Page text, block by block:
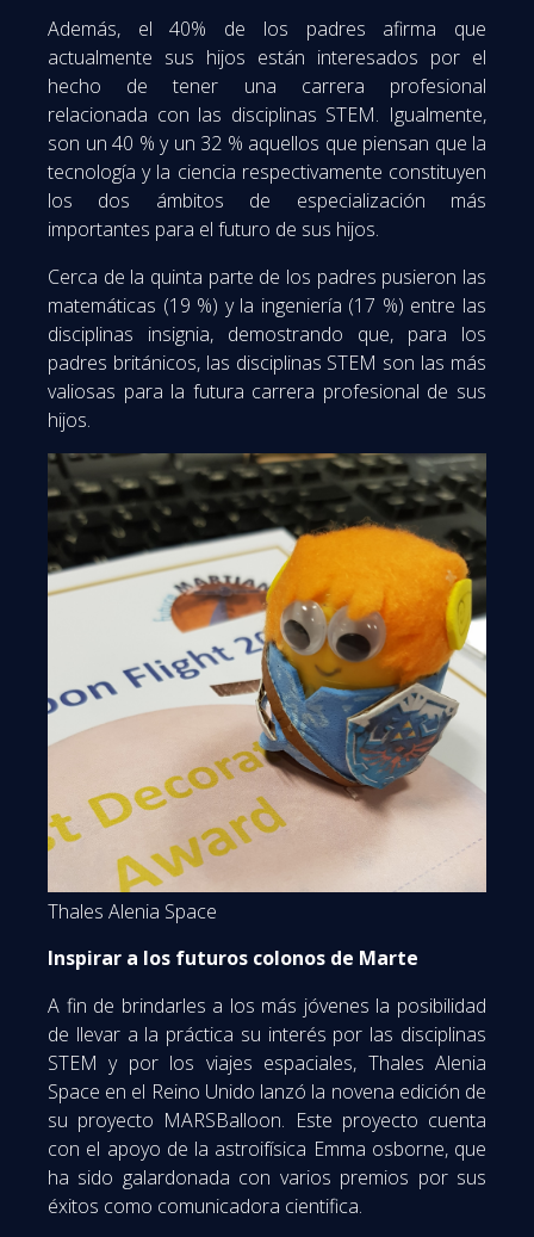
Además, el 40% de los padres afirma que
actualmente sus hijos están interesados por el
hecho de tener una carrera profesional
relacionada con las disciplinas STEM. Igualmente,
son un 40 % y un 32 % aquellos que piensan que la
tecnología y la ciencia respectivamente constituyen
los dos ámbitos de especialización más
importantes para el futuro de sus hijos.
Cerca de la quinta parte de los padres pusieron las
matemáticas (19 %) y la ingeniería (17 %) entre las
disciplinas insignia, demostrando que, para los
padres británicos, las disciplinas STEM son las más
valiosas para la futura carrera profesional de sus
hijos.
Thales Alenia Space
Inspirar a los futuros colonos de Marte
A fin de brindarles a los más jóvenes la posibilidad
de llevar a la práctica su interés por las disciplinas
STEM y por los viajes espaciales, Thales Alenia
Space en el Reino Unido lanzó la novena edición de
su proyecto MARSBalloon. Este proyecto cuenta
con el apoyo de la astroifísica Emma osborne, que
ha sido galardonada con varios premios por sus
éxitos como comunicadora cientifica.